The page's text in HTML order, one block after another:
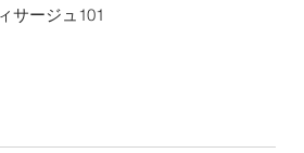
サージュ101